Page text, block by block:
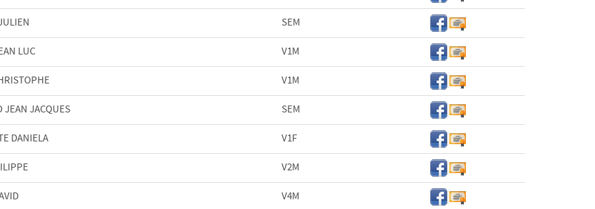
SEM
LUC V1M
V1M
JEAN JACQUES SEM
DANIELA V1F
V2M
V4M